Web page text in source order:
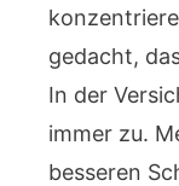
gedacht,
In der
immer zu.
besseren